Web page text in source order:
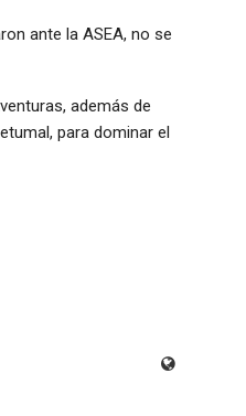
ante la ASEA, no se
además de
para dominar el